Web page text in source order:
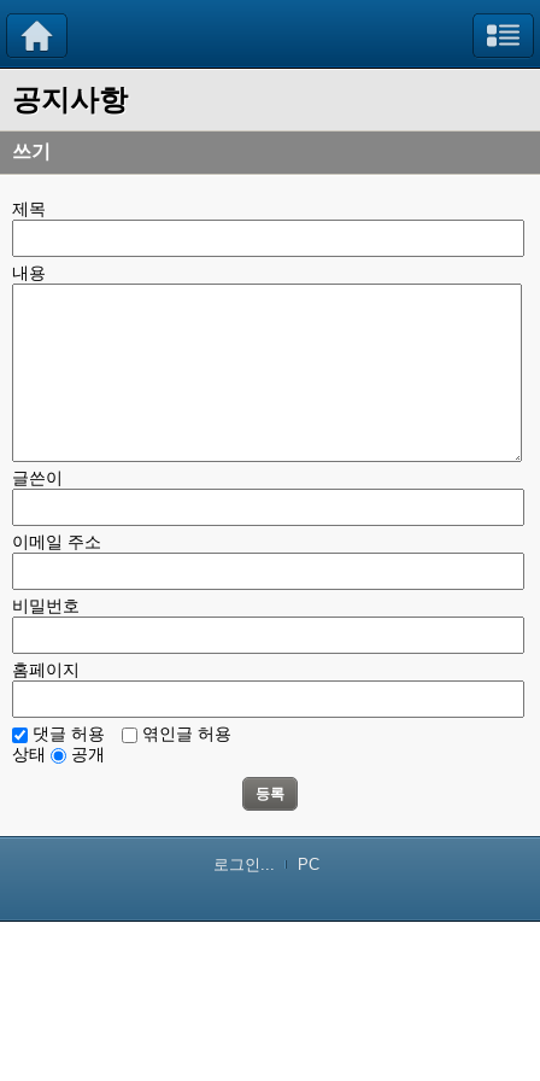
공지사항
쓰기
제목
내용
글쓴이
이메일 주소
비밀번호
홈페이지
댓글 허용
엮인글 허용
상태
공개
등록
로그인... PC